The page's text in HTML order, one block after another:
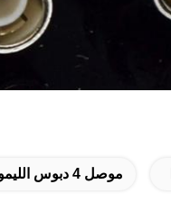
موصل 4 دبوس الليمون,الجمعية موصل الليمون